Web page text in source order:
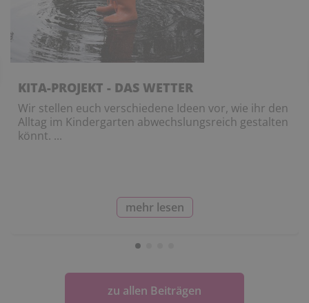
KITA-PROJEKT - DAS WETTER
Wir stellen euch verschiedene Ideen vor, wie ihr den
Alltag im Kindergarten abwechslungsreich gestalten
könnt. ...
mehr lesen
zu allen Beiträgen